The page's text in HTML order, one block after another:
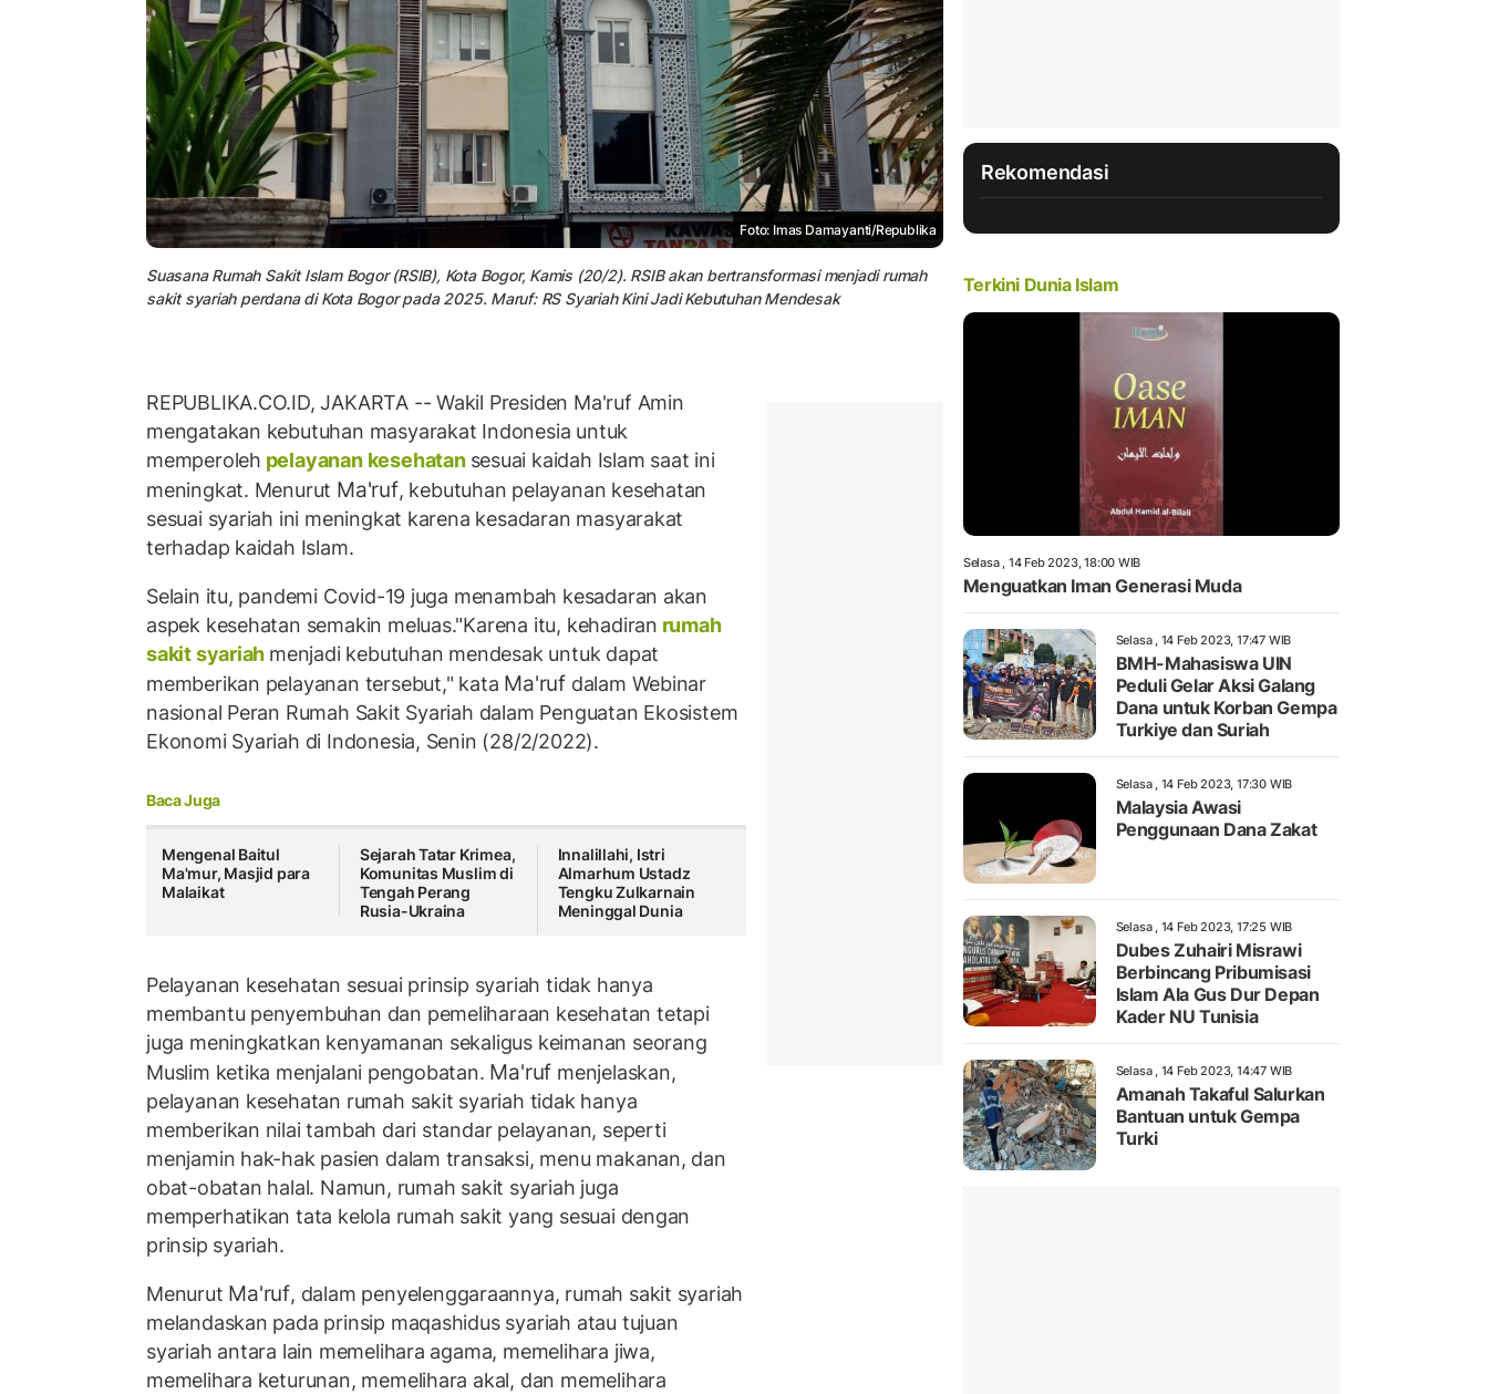
Foto: Imas Damayanti/Republika
Suasana Rumah Sakit Islam Bogor (RSIB), Kota Bogor, Kamis (20/2). RSIB akan bertransformasi menjadi rumah
sakit syariah perdana di Kota Bogor pada 2025. Maruf: RS Syariah Kini Jadi Kebutuhan Mendesak
REPUBLIKA.CO.ID, JAKARTA -- Wakil Presiden Ma'ruf Amin
mengatakan kebutuhan masyarakat Indonesia untuk
memperoleh pelayanan kesehatan sesuai kaidah Islam saat ini
meningkat. Menurut Ma'ruf, kebutuhan pelayanan kesehatan
sesuai syariah ini meningkat karena kesadaran masyarakat
terhadap kaidah Islam.
Selain itu, pandemi Covid-19 juga menambah kesadaran akan
aspek kesehatan semakin meluas."Karena itu, kehadiran rumah
sakit syariah menjadi kebutuhan mendesak untuk dapat
memberikan pelayanan tersebut," kata Ma'ruf dalam Webinar
nasional Peran Rumah Sakit Syariah dalam Penguatan Ekosistem
Ekonomi Syariah di Indonesia, Senin (28/2/2022).
Baca Juga
Mengenal Baitul
Ma'mur, Masjid para
Malaikat
Sejarah Tatar Krimea,
Komunitas Muslim di
Tengah Perang
Rusia-Ukraina
Innalillahi, Istri
Almarhum Ustadz
Tengku Zulkarnain
Meninggal Dunia
Pelayanan kesehatan sesuai prinsip syariah tidak hanya
membantu penyembuhan dan pemeliharaan kesehatan tetapi
juga meningkatkan kenyamanan sekaligus keimanan seorang
Muslim ketika menjalani pengobatan. Ma'ruf menjelaskan,
pelayanan kesehatan rumah sakit syariah tidak hanya
memberikan nilai tambah dari standar pelayanan, seperti
menjamin hak-hak pasien dalam transaksi, menu makanan, dan
obat-obatan halal. Namun, rumah sakit syariah juga
memperhatikan tata kelola rumah sakit yang sesuai dengan
prinsip syariah.
Menurut Ma'ruf, dalam penyelenggaraannya, rumah sakit syariah
melandaskan pada prinsip maqashidus syariah atau tujuan
syariah antara lain memelihara agama, memelihara jiwa,
memelihara keturunan, memelihara akal, dan memelihara
Rekomendasi
Terkini Dunia Islam
Selasa , 14 Feb 2023, 18:00 WIB
Menguatkan Iman Generasi Muda
Selasa , 14 Feb 2023, 17:47 WIB
BMH-Mahasiswa UIN
Peduli Gelar Aksi Galang
Dana untuk Korban Gempa
Turkiye dan Suriah
Selasa , 14 Feb 2023, 17:30 WIB
Malaysia Awasi
Penggunaan Dana Zakat
Selasa , 14 Feb 2023, 17:25 WIB
Dubes Zuhairi Misrawi
Berbincang Pribumisasi
Islam Ala Gus Dur Depan
Kader NU Tunisia
Selasa , 14 Feb 2023, 14:47 WIB
Amanah Takaful Salurkan
Bantuan untuk Gempa
Turki